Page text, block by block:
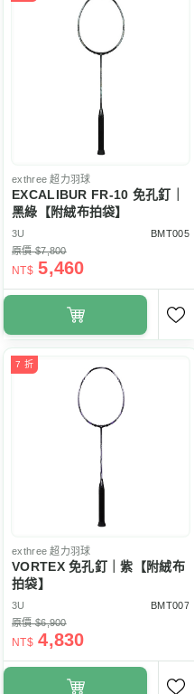
exthree 超力羽球
EXCALIBUR FR-10 免孔釘｜
黑綠【附絨布拍袋】
3U
BMT005
原價 $7,800
NT$ 5,460
7 折
exthree 超力羽球
VORTEX 免孔釘｜紫【附絨布
拍袋】
3U
BMT007
原價 $6,900
NT$ 4,830